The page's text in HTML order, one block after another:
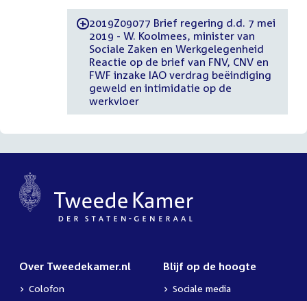
-2019Z09077 Brief regering d.d. 7 mei
2019 - W. Koolmees, minister van
Sociale Zaken en Werkgelegenheid
Reactie op de brief van FNV, CNV en
FWF inzake IAO verdrag beëindiging
geweld en intimidatie op de
werkvloer
Over Tweedekamer.nl
Colofon
Blijf op de hoogte
Sociale media